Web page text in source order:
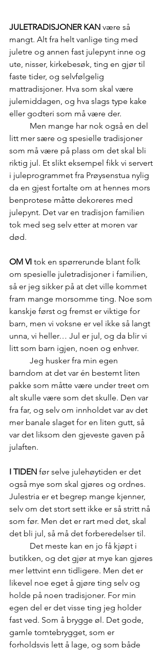
JULETRADISJONER KAN være så
mangt. Alt fra helt vanlige ting med
juletre og annen fast julepynt inne og
ute, nisser, kirkebesøk, ting en gjør til
faste tider, og selvfølgelig
mattradisjoner. Hva som skal være
julemiddagen, og hva slags type kake
eller godteri som må være der.
litt mer sære og spesielle tradisjoner
som må være på plass om det skal bli
riktig jul. Et slikt eksempel fikk vi servert
i juleprogrammet fra Prøysenstua nylig
da en gjest fortalte om at hennes mors
benprotese måtte dekoreres med
julepynt. Det var en tradisjon familien
tok med seg selv etter at moren var
død.
OM VI tok en spørrerunde blant folk
om spesielle juletradisjoner i familien,
så er jeg sikker på at det ville kommet
fram mange morsomme ting. Noe som
kanskje først og fremst er viktige for
barn, men vi voksne er vel ikke så langt
unna, vi heller… Jul er jul, og da blir vi
litt som barn igjen, noen og enhver.
barndom at det var én bestemt liten
pakke som måtte være under treet om
alt skulle være som det skulle. Den var
fra far, og selv om innholdet var av det
mer banale slaget for en liten gutt, så
var det liksom den gjeveste gaven på
julaften.
I TIDEN før selve julehøytiden er det
også mye som skal gjøres og ordnes.
Julestria er et begrep mange kjenner,
selv om det stort sett ikke er så stritt nå
som før. Men det er rart med det, skal
det bli jul, så må det forberedelser til.
butikken, og det gjør at mye kan gjøres
mer lettvint enn tidligere. Men det er
likevel noe eget å gjøre ting selv og
holde på noen tradisjoner. For min
egen del er det visse ting jeg holder
fast ved. Som å brygge øl. Det gode,
gamle tomtebrygget, som er
forholdsvis lett å lage, og som både